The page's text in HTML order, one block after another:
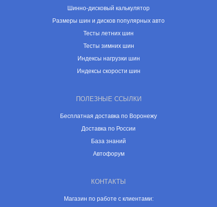
Шинно-дисковый калькулятор
Размеры шин и дисков популярных авто
Тесты летних шин
Тесты зимних шин
Индексы нагрузки шин
Индексы скорости шин
ПОЛЕЗНЫЕ ССЫЛКИ
Бесплатная доставка по Воронежу
Доставка по России
База знаний
Автофорум
КОНТАКТЫ
Магазин по работе с клиентами: